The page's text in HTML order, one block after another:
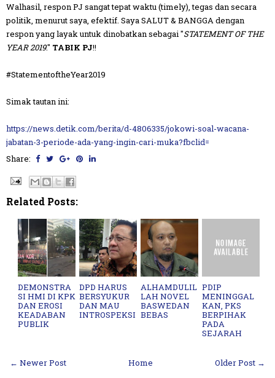
Walhasil, respon PJ sangat tepat waktu (timely), tegas dan secara
politik, menurut saya, efektif. Saya SALUT & BANGGA dengan
respon yang layak untuk dinobatkan sebagai "STATEMENT OF THE
YEAR 2019." TABIK PJ!!
#StatementoftheYear2019
Simak tautan ini:
https://news.detik.com/berita/d-4806335/jokowi-soal-wacana-
jabatan-3-periode-ada-yang-ingin-cari-muka?fbclid=
Share:
Related Posts:
DEMONSTRA
SI HMI DI KPK
DAN EROSI
KEADABAN
PUBLIK
DPD HARUS
BERSYUKUR
DAN MAU
INTROSPEKSI
ALHAMDULIL
LAH NOVEL
BASWEDAN
BEBAS
PDIP
MENINGGAL
KAN, PKS
BERPIHAK
PADA
SEJARAH
← Newer Post Older Post →
Home